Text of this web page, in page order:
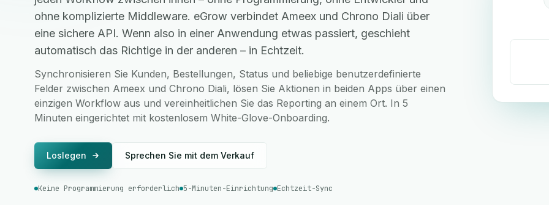
ohne komplizierte Middleware. eGrow verbindet Ameex und Chrono Diali über
eine sichere API. Wenn also in einer Anwendung etwas passiert, geschieht
automatisch das Richtige in der anderen – in Echtzeit.
Synchronisieren Sie Kunden, Bestellungen, Status und beliebige benutzerdefinierte
Felder zwischen Ameex und Chrono Diali, lösen Sie Aktionen in beiden Apps über einen
einzigen Workflow aus und vereinheitlichen Sie das Reporting an einem Ort. In 5
Minuten eingerichtet mit kostenlosem White-Glove-Onboarding.
Loslegen Sprechen Sie mit dem Verkauf
Keine Programmierung erforderlich 5-Minuten-Einrichtung Echtzeit-Sync